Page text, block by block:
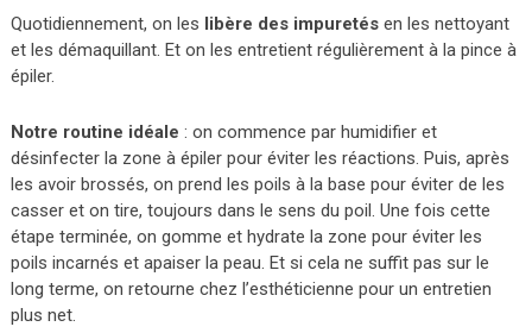
Quotidiennement, on les libère des impuretésen les nettoyant
et les démaquillant. Et on les entretient régulièrement à la pince à
épiler.
Notre routine idéale : on commence par humidifier et
désinfecter la zone à épiler pour éviter les réactions. Puis, après
les avoir brossés, on prend les poils à la base pour éviter de les
casser et on tire, toujours dans le sens du poil. Une fois cette
étape terminée, on gomme et hydrate la zone pour éviter les
poils incarnés et apaiser la peau. Et si cela ne suffit pas sur le
long terme, on retourne chez l’esthéticienne pour un entretien
plus net.